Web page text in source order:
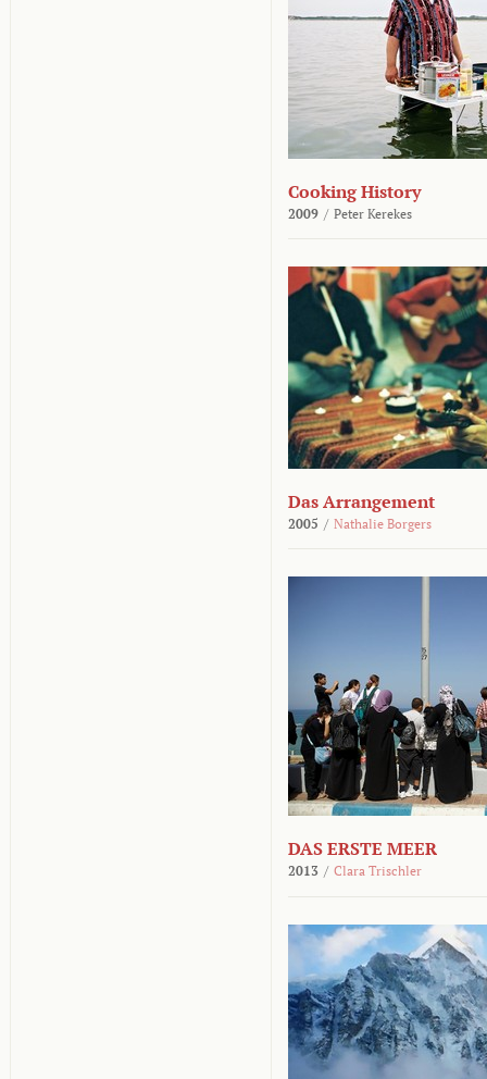
Cooking History
2009 / Peter Kerekes
Das Arrangement
2005 / Nathalie Borgers
DAS ERSTE MEER
2013 / Clara Trischler